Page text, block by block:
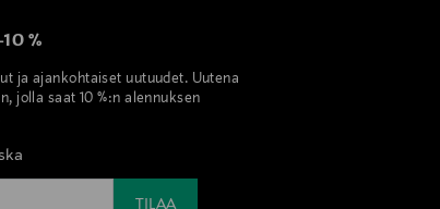
10 %
ja ajankohtaiset uutuudet. Uutena
jolla saat 10 %:n alennuksen